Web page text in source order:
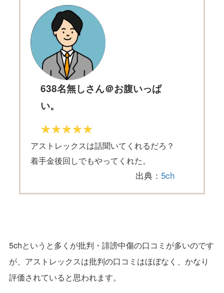
638名無しさん＠お腹いっぱ
い。
アストレックスは話聞いてくれるだろ？
着手金後回しでもやってくれた。
出典： 5ch
5chというと多くが批判・誹謗中傷の口コミが多いのです
が、アストレックスは批判の口コミはほぼなく、かなり
評価されていると思われます。